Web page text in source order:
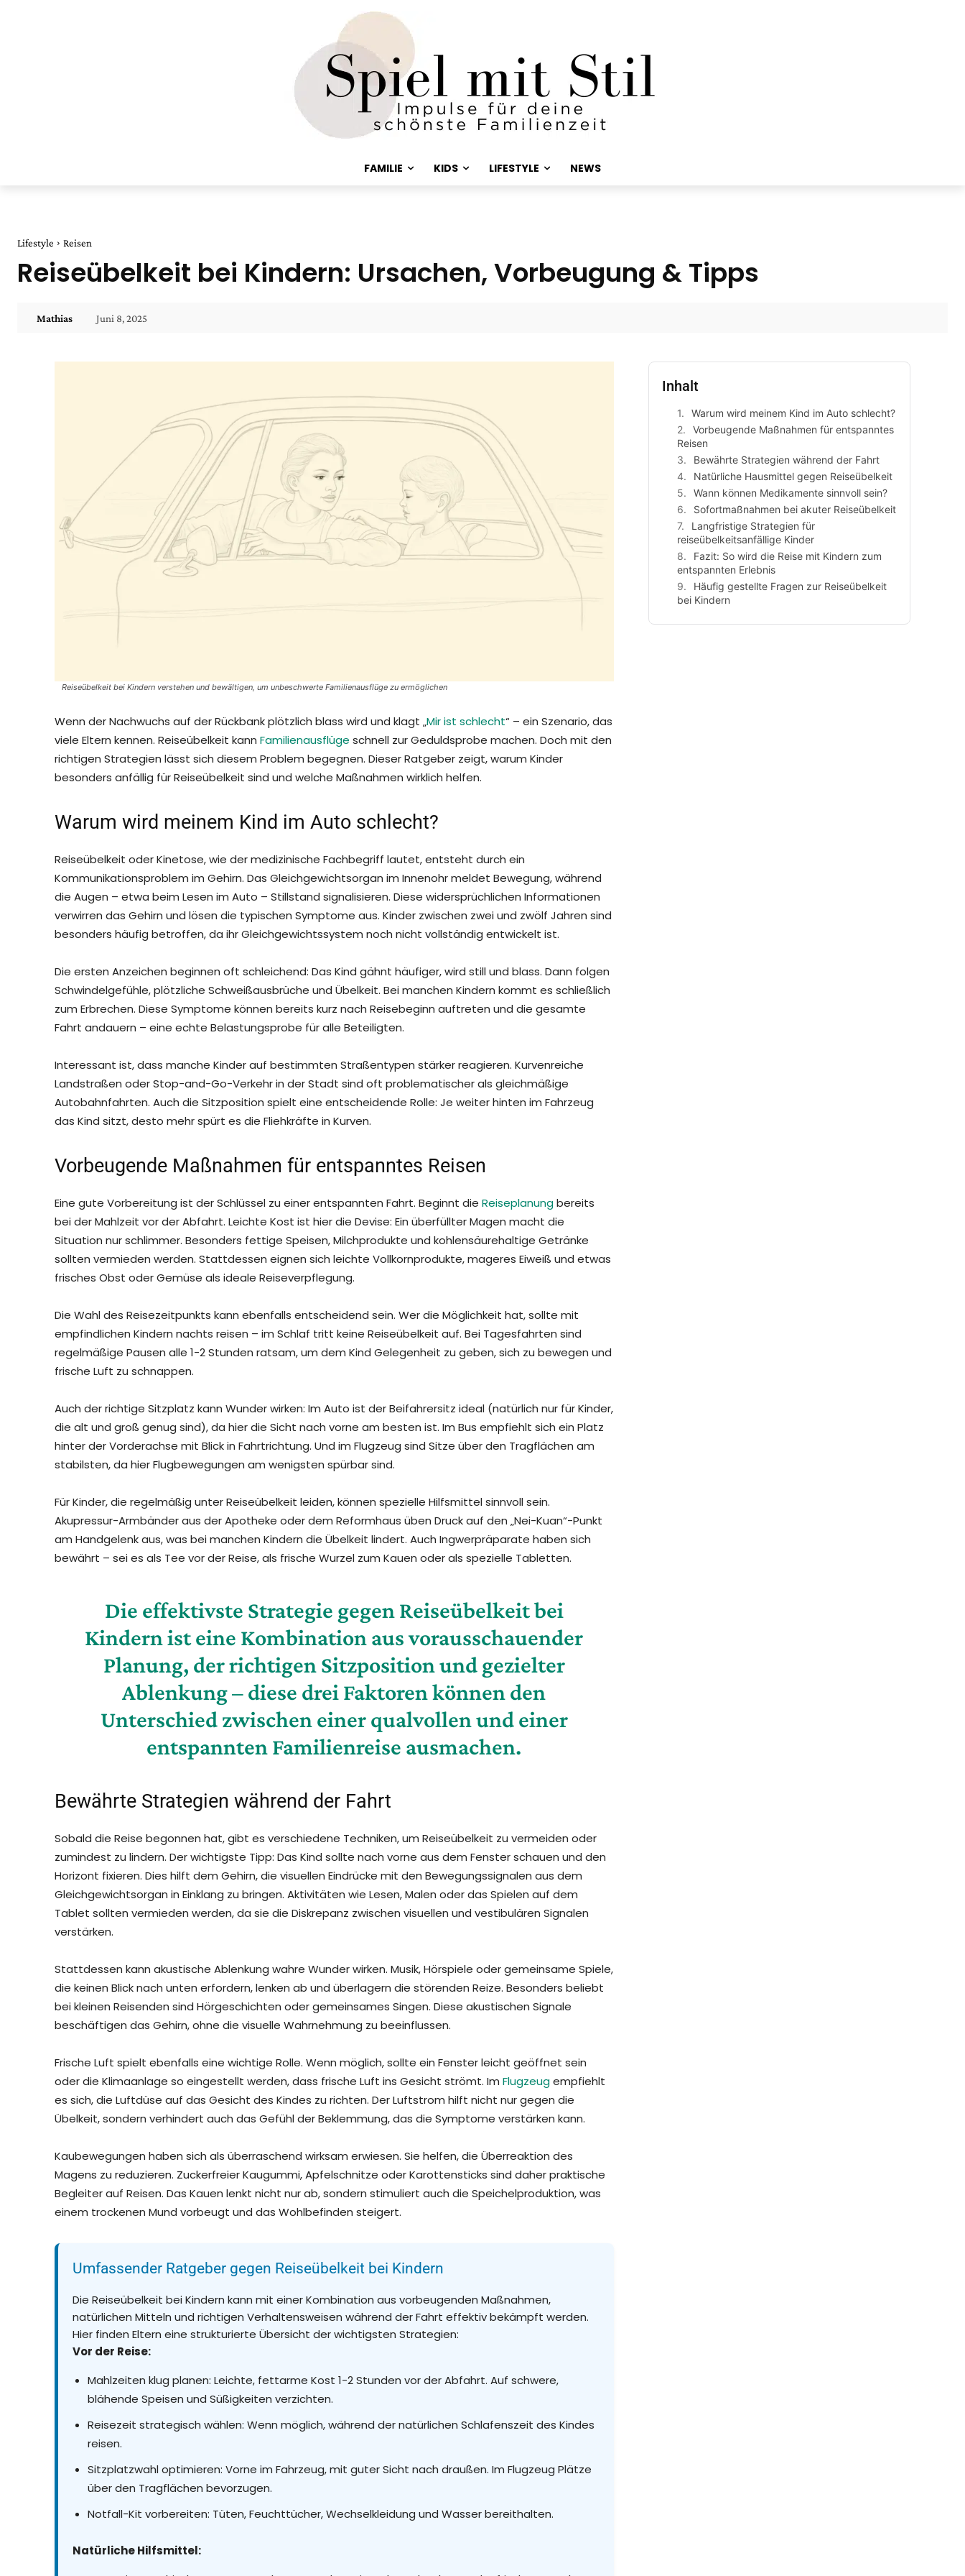
FAMILIE KIDS LIFESTYLE NEWS
Lifestyle Reisen
Reiseübelkeit bei Kindern: Ursachen, Vorbeugung & Tipps
Mathias Juni 8, 2025
Reiseübelkeit bei Kindern verstehen und bewältigen, um unbeschwerte Familienausflüge zu ermöglichen
Wenn der Nachwuchs auf der Rückbank plötzlich blass wird und klagt „Mir ist schlecht“ – ein Szenario, das
viele Eltern kennen. Reiseübelkeit kann Familienausflüge schnell zur Geduldsprobe machen. Doch mit den
richtigen Strategien lässt sich diesem Problem begegnen. Dieser Ratgeber zeigt, warum Kinder
besonders anfällig für Reiseübelkeit sind und welche Maßnahmen wirklich helfen.
Warum wird meinem Kind im Auto schlecht?
Reiseübelkeit oder Kinetose, wie der medizinische Fachbegriff lautet, entsteht durch ein
Kommunikationsproblem im Gehirn. Das Gleichgewichtsorgan im Innenohr meldet Bewegung, während
die Augen – etwa beim Lesen im Auto – Stillstand signalisieren. Diese widersprüchlichen Informationen
verwirren das Gehirn und lösen die typischen Symptome aus. Kinder zwischen zwei und zwölf Jahren sind
besonders häufig betroffen, da ihr Gleichgewichtssystem noch nicht vollständig entwickelt ist.
Die ersten Anzeichen beginnen oft schleichend: Das Kind gähnt häufiger, wird still und blass. Dann folgen
Schwindelgefühle, plötzliche Schweißausbrüche und Übelkeit. Bei manchen Kindern kommt es schließlich
zum Erbrechen. Diese Symptome können bereits kurz nach Reisebeginn auftreten und die gesamte
Fahrt andauern – eine echte Belastungsprobe für alle Beteiligten.
Interessant ist, dass manche Kinder auf bestimmten Straßentypen stärker reagieren. Kurvenreiche
Landstraßen oder Stop-and-Go-Verkehr in der Stadt sind oft problematischer als gleichmäßige
Autobahnfahrten. Auch die Sitzposition spielt eine entscheidende Rolle: Je weiter hinten im Fahrzeug
das Kind sitzt, desto mehr spürt es die Fliehkräfte in Kurven.
Vorbeugende Maßnahmen für entspanntes Reisen
Eine gute Vorbereitung ist der Schlüssel zu einer entspannten Fahrt. Beginnt die Reiseplanungbereits
bei der Mahlzeit vor der Abfahrt. Leichte Kost ist hier die Devise: Ein überfüllter Magen macht die
Situation nur schlimmer. Besonders fettige Speisen, Milchprodukte und kohlensäurehaltige Getränke
sollten vermieden werden. Stattdessen eignen sich leichte Vollkornprodukte, mageres Eiweiß und etwas
frisches Obst oder Gemüse als ideale Reiseverpflegung.
Die Wahl des Reisezeitpunkts kann ebenfalls entscheidend sein. Wer die Möglichkeit hat, sollte mit
empfindlichen Kindern nachts reisen – im Schlaf tritt keine Reiseübelkeit auf. Bei Tagesfahrten sind
regelmäßige Pausen alle 1-2 Stunden ratsam, um dem Kind Gelegenheit zu geben, sich zu bewegen und
frische Luft zu schnappen.
Auch der richtige Sitzplatz kann Wunder wirken: Im Auto ist der Beifahrersitz ideal (natürlich nur für Kinder,
die alt und groß genug sind), da hier die Sicht nach vorne am besten ist. Im Bus empfiehlt sich ein Platz
hinter der Vorderachse mit Blick in Fahrtrichtung. Und im Flugzeug sind Sitze über den Tragflächen am
stabilsten, da hier Flugbewegungen am wenigsten spürbar sind.
Für Kinder, die regelmäßig unter Reiseübelkeit leiden, können spezielle Hilfsmittel sinnvoll sein.
Akupressur-Armbänder aus der Apotheke oder dem Reformhaus üben Druck auf den „Nei-Kuan“-Punkt
am Handgelenk aus, was bei manchen Kindern die Übelkeit lindert. Auch Ingwerpräparate haben sich
bewährt – sei es als Tee vor der Reise, als frische Wurzel zum Kauen oder als spezielle Tabletten.
Die effektivste Strategie gegen Reiseübelkeit bei
Kindern ist eine Kombination aus vorausschauender
Planung, der richtigen Sitzposition und gezielter
Ablenkung – diese drei Faktoren können den
Unterschied zwischen einer qualvollen und einer
entspanntenFamilienreise ausmachen.
Bewährte Strategien während der Fahrt
Sobald die Reise begonnen hat, gibt es verschiedene Techniken, um Reiseübelkeit zu vermeiden oder
zumindest zu lindern. Der wichtigste Tipp: Das Kind sollte nach vorne aus dem Fenster schauen und den
Horizont fixieren. Dies hilft dem Gehirn, die visuellen Eindrücke mit den Bewegungssignalen aus dem
Gleichgewichtsorgan in Einklang zu bringen. Aktivitäten wie Lesen, Malen oder das Spielen auf dem
Tablet sollten vermieden werden, da sie die Diskrepanz zwischen visuellen und vestibulären Signalen
verstärken.
Stattdessen kann akustische Ablenkung wahre Wunder wirken. Musik, Hörspiele oder gemeinsame Spiele,
die keinen Blick nach unten erfordern, lenken ab und überlagern die störenden Reize. Besonders beliebt
bei kleinen Reisenden sind Hörgeschichten oder gemeinsames Singen. Diese akustischen Signale
beschäftigen das Gehirn, ohne die visuelle Wahrnehmung zu beeinflussen.
Frische Luft spielt ebenfalls eine wichtige Rolle. Wenn möglich, sollte ein Fenster leicht geöffnet sein
oder die Klimaanlage so eingestellt werden, dass frische Luft ins Gesicht strömt. Im Flugzeugempfiehlt
es sich, die Luftdüse auf das Gesicht des Kindes zu richten. Der Luftstrom hilft nicht nur gegen die
Übelkeit, sondern verhindert auch das Gefühl der Beklemmung, das die Symptome verstärken kann.
Kaubewegungen haben sich als überraschend wirksam erwiesen. Sie helfen, die Überreaktion des
Magens zu reduzieren. Zuckerfreier Kaugummi, Apfelschnitze oder Karottensticks sind daher praktische
Begleiter auf Reisen. Das Kauen lenkt nicht nur ab, sondern stimuliert auch die Speichelproduktion, was
einem trockenen Mund vorbeugt und das Wohlbefinden steigert.
Umfassender Ratgeber gegen Reiseübelkeit bei Kindern
Die Reiseübelkeit bei Kindern kann mit einer Kombination aus vorbeugenden Maßnahmen,
natürlichen Mitteln und richtigen Verhaltensweisen während der Fahrt effektiv bekämpft werden.
Hier finden Eltern eine strukturierte Übersicht der wichtigsten Strategien:
Vor der Reise:
Mahlzeiten klug planen: Leichte, fettarme Kost 1-2 Stunden vor der Abfahrt. Auf schwere,
blähende Speisen und Süßigkeiten verzichten.
Reisezeit strategisch wählen: Wenn möglich, während der natürlichen Schlafenszeit des Kindes
reisen.
Sitzplatzwahl optimieren: Vorne im Fahrzeug, mit guter Sicht nach draußen. Im Flugzeug Plätze
über den Tragflächen bevorzugen.
Notfall-Kit vorbereiten: Tüten, Feuchttücher, Wechselkleidung und Wasser bereithalten.
Natürliche Hilfsmittel:
Inhalt
Warum wird meinem Kind im Auto schlecht?
Vorbeugende Maßnahmen für entspanntes
Reisen
Bewährte Strategien während der Fahrt
Natürliche Hausmittel gegen Reiseübelkeit
Wann können Medikamente sinnvoll sein?
Sofortmaßnahmen bei akuter Reiseübelkeit
Langfristige Strategien für
reiseübelkeitsanfällige Kinder
Fazit: So wird die Reise mit Kindern zum
entspannten Erlebnis
Häufig gestellte Fragen zur Reiseübelkeit
bei Kindern